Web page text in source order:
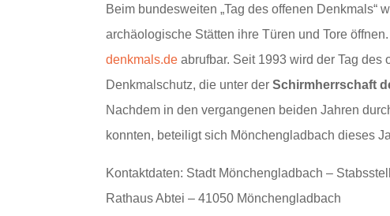
Beim bundesweiten „Tag des offenen
archäologische Stätten ihre Türen und Tore
denkmals.de abrufbar. Seit 1993 wird der Tag
Denkmalschutz, die unter derSchirmherrschaft
Nachdem in den vergangenen beiden Jahren
konnten, beteiligt sich Mönchengladbach dieses
Kontaktdaten: Stadt Mönchengladbach –
Rathaus Abtei – 41050 Mönchengladbach